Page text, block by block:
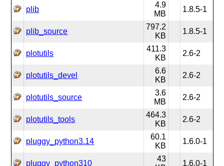
plib
4.9
MB
1.8.5-1
plib_source
797.2
KB
1.8.5-1
plotutils
411.3
KB
2.6-2
plotutils_devel
6.6
KB
2.6-2
plotutils_source
3.6
MB
2.6-2
plotutils_tools
464.3
KB
2.6-2
pluggy_python3.14
60.1
KB
1.6.0-1
pluggy_python310
43
1.6.0-1